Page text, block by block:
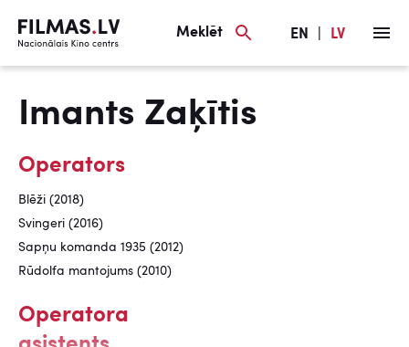
Meklēt EN LV
Imants Zaķītis
Operators
Blēži (2018)
Svingeri (2016)
Sapņu komanda 1935 (2012)
Rūdolfa mantojums (2010)
Operatora